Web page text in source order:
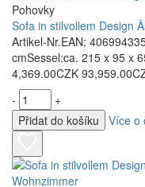
Pohovky
Sofa in stilvollem Design
Artikel-Nr.EAN:
cmSessel:ca. 215 x 95 x
4,369.00CZK
-
+
Přidat do košíku
Více o